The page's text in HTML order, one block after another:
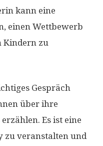
kann eine
einen Wettbewerb
Kindern zu
Gespräch
über ihre
Es ist eine
zu veranstalten und